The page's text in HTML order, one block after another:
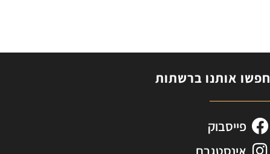
חפשו אותנו ברשתות
פייסבוק